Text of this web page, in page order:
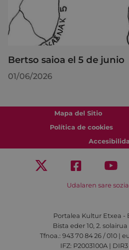
Bertso saioa el 5 de junio
01/06/2026
Mapa del Sitio
Política de cookies
Udalaren sare
Portalea Kultur Etxea -
Bista eder 10, 2.
Tfnoa.: 943 70 84 26 / 010 |
IFZ: P2003100A |